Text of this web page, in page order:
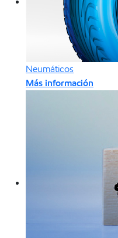
Neumáticos
Más información